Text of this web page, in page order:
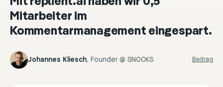
Mitarbeiter im
Kommentarmanagement eingespart.
Johannes Kliesch, Founder @ SNOCKS Beitrag